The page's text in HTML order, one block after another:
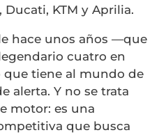
KTM y Aprilia.
hace unos años —que
cuatro en
tiene al mundo de
alerta. Y no se trata
motor: es una
que busca